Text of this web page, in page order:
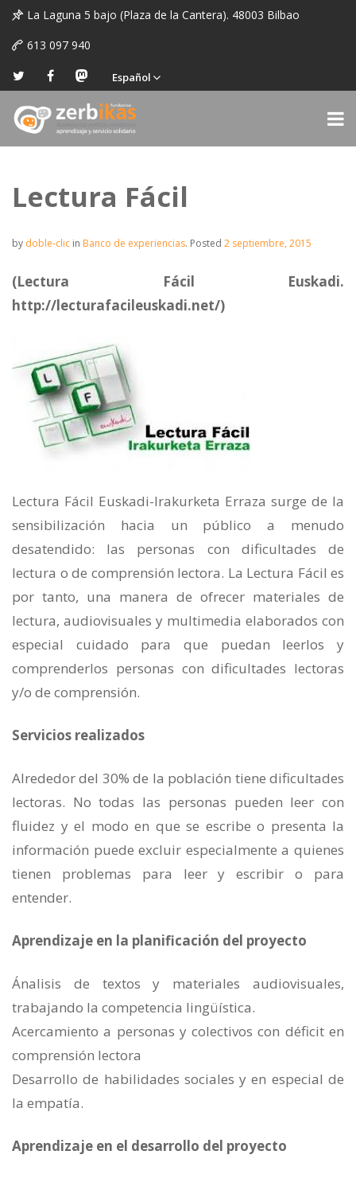
La Laguna 5 bajo (Plaza de la Cantera). 48003 Bilbao
613 097 940
Español
Lectura Fácil
by doble-clic in Banco de experiencias. Posted 2 septiembre, 2015
(Lectura Fácil Euskadi.
http://lecturafacileuskadi.net/)
Lectura Fácil Euskadi-Irakurketa Erraza surge de la
sensibilización hacia un público a menudo
desatendido: las personas con dificultades de
lectura o de comprensión lectora. La Lectura Fácil es
por tanto, una manera de ofrecer materiales de
lectura, audiovisuales y multimedia elaborados con
especial cuidado para que puedan leerlos y
comprenderlos personas con dificultades lectoras
y/o de comprensión.
Servicios realizados
Alrededor del 30% de la población tiene dificultades
lectoras. No todas las personas pueden leer con
fluidez y el modo en que se escribe o presenta la
información puede excluir especialmente a quienes
tienen problemas para leer y escribir o para
entender.
Aprendizaje en la planificación del proyecto
Ánalisis de textos y materiales audiovisuales,
trabajando la competencia lingüística.
Acercamiento a personas y colectivos con déficit en
comprensión lectora
Desarrollo de habilidades sociales y en especial de
la empatía.
Aprendizaje en el desarrollo del proyecto